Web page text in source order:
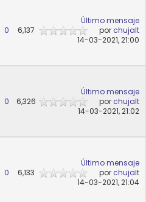
0 6,137
Último mensaje
por chujalt
14-03-2021, 21:00
0 6,326
Último mensaje
por chujalt
14-03-2021, 21:02
0 6,133
Último mensaje
por chujalt
14-03-2021, 21:04